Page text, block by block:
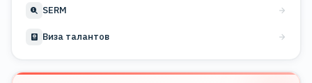
SERM
Виза талантов